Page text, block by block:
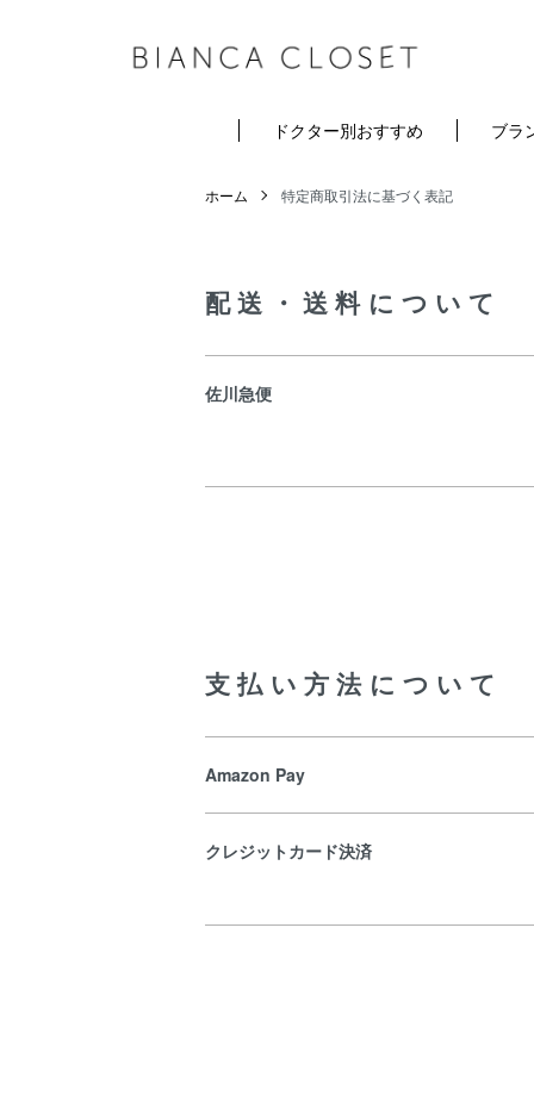
ドクター別おすすめ ブラ
ホーム 特定商取引法に基づく表記
配送・送料について
佐川急便
支払い方法について
Amazon Pay
クレジットカード決済